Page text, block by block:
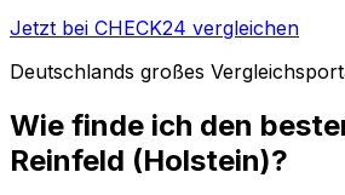
Jetzt bei CHECK24 vergleichen
Deutschlands großes
Wie finde ich den
Reinfeld (Holstein)?